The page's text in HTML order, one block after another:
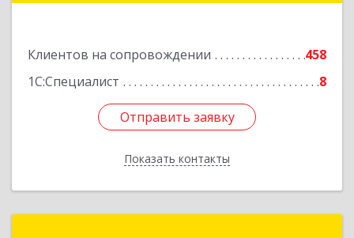
Клиентов на сопровождении
458
1С:Специалист
8
Отправить заявку
Показать контакты
Подробнее
Отправить заявку
Назад